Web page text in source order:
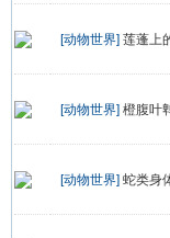
[动物世界] 莲蓬上
[动物世界] 橙腹叶
[动物世界] 蛇类身